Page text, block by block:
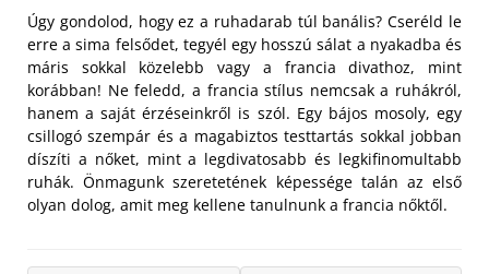
Úgy gondolod, hogy ez a ruhadarab túl banális? Cseréld le
erre a sima felsődet, tegyél egy hosszú sálat a nyakadba és
máris sokkal közelebb vagy a francia divathoz, mint
korábban! Ne feledd, a francia stílus nemcsak a ruhákról,
hanem a saját érzéseinkről is szól. Egy bájos mosoly, egy
csillogó szempár és a magabiztos testtartás sokkal jobban
díszíti a nőket, mint a legdivatosabb és legkifinomultabb
ruhák. Önmagunk szeretetének képessége talán az első
olyan dolog, amit meg kellene tanulnunk a francia nőktől.